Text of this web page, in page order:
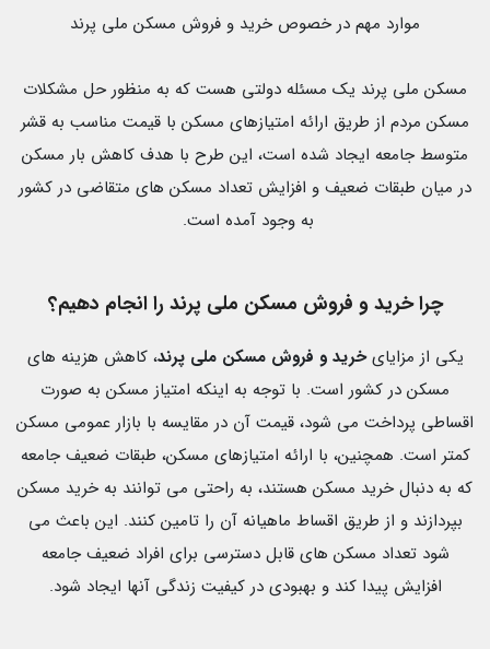
موارد مهم در خصوص خرید و فروش مسکن ملی پرند
مسکن ملی پرند یک مسئله دولتی هست که به منظور حل مشکلات
مسکن مردم از طریق ارائه امتیازهای مسکن با قیمت مناسب به قشر
متوسط جامعه ایجاد شده است، این طرح با هدف کاهش بار مسکن
در میان طبقات ضعیف و افزایش تعداد مسکن های متقاضی در کشور
به وجود آمده است.
چرا خرید و فروش مسکن ملی پرند را انجام دهیم؟
یکی از مزایایخرید و فروش مسکن ملی پرند، کاهش هزینه های
مسکن در کشور است. با توجه به اینکه امتیاز مسکن به صورت
اقساطی پرداخت می شود، قیمت آن در مقایسه با بازار عمومی مسکن
کمتر است. همچنین، با ارائه امتیازهای مسکن، طبقات ضعیف جامعه
که به دنبال خرید مسکن هستند، به راحتی می توانند به خرید مسکن
بپردازند و از طریق اقساط ماهیانه آن را تامین کنند. این باعث می
شود تعداد مسکن های قابل دسترسی برای افراد ضعیف جامعه
افزایش پیدا کند و بهبودی در کیفیت زندگی آنها ایجاد شود.